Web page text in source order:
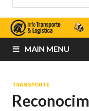
MAIN MENU
TRANSPORTE